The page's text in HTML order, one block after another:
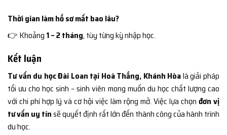
Thời gian làm hồ sơ mất bao lâu?
👉 Khoảng 1 – 2 tháng, tùy từng kỳ nhập học.
Kết luận
Tư vấn du học Đài Loan tại Hoà Thắng, Khánh Hòalà giải pháp
tối ưu cho học sinh – sinh viên mong muốn du học chất lượng cao
với chi phí hợp lý và cơ hội việc làm rộng mở. Việc lựa chọn đơn vị
tư vấn uy tínsẽ quyết định rất lớn đến thành công của hành trình
du học.